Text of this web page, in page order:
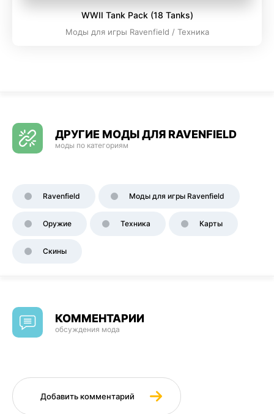
WWII Tank Pack (18 Tanks)
Моды для игры Ravenfield / Техника
ДРУГИЕ МОДЫ ДЛЯ RAVENFIELD
моды по категориям
Ravenfield Моды для игры Ravenfield
Оружие Техника Карты
Скины
КОММЕНТАРИИ
обсуждения мода
Добавить комментарий